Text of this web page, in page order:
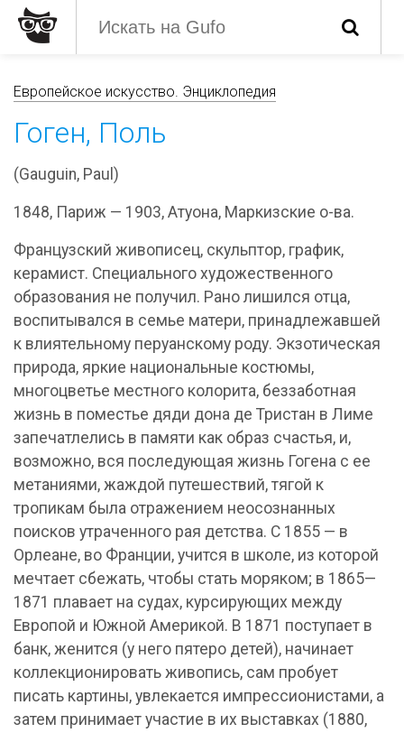
Европейское искусство. Энциклопедия
Гоген, Поль
(Gauguin, Paul)
1848, Париж — 1903, Атуона, Маркизские о-ва.
Французский живописец, скульптор, график,
керамист. Специального художественного
образования не получил. Рано лишился отца,
воспитывался в семье матери, принадлежавшей
к влиятельному перуанскому роду. Экзотическая
природа, яркие национальные костюмы,
многоцветье местного колорита, беззаботная
жизнь в поместье дяди дона де Тристан в Лиме
запечатлелись в памяти как образ счастья, и,
возможно, вся последующая жизнь Гогена с ее
метаниями, жаждой путешествий, тягой к
тропикам была отражением неосознанных
поисков утраченного рая детства. С 1855 — в
Орлеане, во Франции, учится в школе, из которой
мечтает сбежать, чтобы стать моряком; в 1865—
1871 плавает на судах, курсирующих между
Европой и Южной Америкой. В 1871 поступает в
банк, женится (у него пятеро детей), начинает
коллекционировать живопись, сам пробует
писать картины, увлекается импрессионистами, а
затем принимает участие в их выставках (1880,